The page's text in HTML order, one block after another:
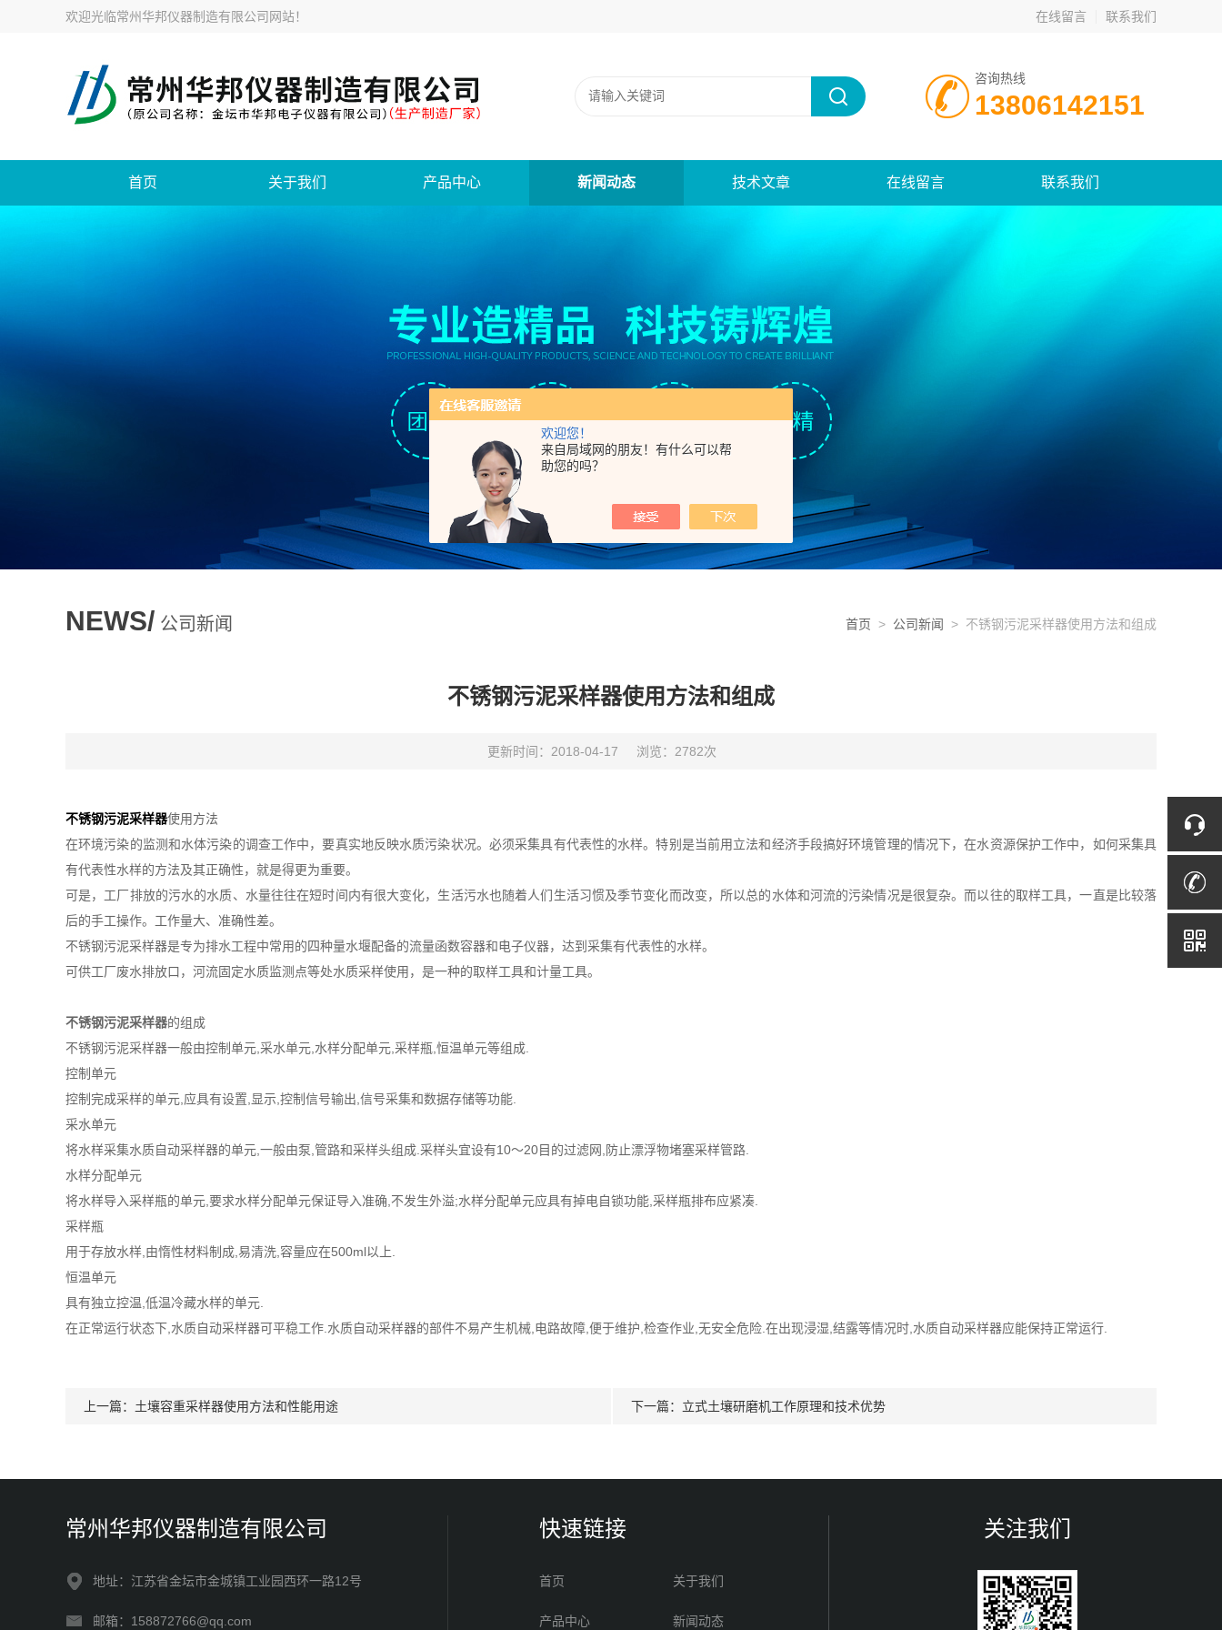
欢迎您！
来自局域网的朋友！有什么可以帮
助您的吗？
欢迎光临常州华邦仪器制造有限公司网站！ 在线留言 联系我们
咨询热线
13806142151
首页 关于我们 产品中心 新闻动态 技术文章 在线留言 联系我们
NEWS/ 公司新闻 首页 > 公司新闻 > 不锈钢污泥采样器使用方法和组成
不锈钢污泥采样器使用方法和组成
更新时间：2018-04-17 浏览：2782次
不锈钢污泥采样器使用方法
在环境污染的监测和水体污染的调查工作中，要真实地反映水质污染状况。必须采集具有代表性的水样。特别是当前用立法和经济手段搞好环境管理的情况下，在水资源保护工作中，如何采集具
有代表性水样的方法及其正确性，就是得更为重要。
可是，工厂排放的污水的水质、水量往往在短时间内有很大变化，生活污水也随着人们生活习惯及季节变化而改变，所以总的水体和河流的污染情况是很复杂。而以往的取样工具，一直是比较落
后的手工操作。工作量大、准确性差。
不锈钢污泥采样器是专为排水工程中常用的四种量水堰配备的流量函数容器和电子仪器，达到采集有代表性的水样。
可供工厂废水排放口，河流固定水质监测点等处水质采样使用，是一种的取样工具和计量工具。
不锈钢污泥采样器的组成
不锈钢污泥采样器一般由控制单元,采水单元,水样分配单元,采样瓶,恒温单元等组成.
控制单元
控制完成采样的单元,应具有设置,显示,控制信号输出,信号采集和数据存储等功能.
采水单元
将水样采集水质自动采样器的单元,一般由泵,管路和采样头组成.采样头宜设有10～20目的过滤网,防止漂浮物堵塞采样管路.
水样分配单元
将水样导入采样瓶的单元,要求水样分配单元保证导入准确,不发生外溢;水样分配单元应具有掉电自锁功能,采样瓶排布应紧凑.
采样瓶
用于存放水样,由惰性材料制成,易清洗,容量应在500ml以上.
恒温单元
具有独立控温,低温冷藏水样的单元.
在正常运行状态下,水质自动采样器可平稳工作.水质自动采样器的部件不易产生机械,电路故障,便于维护,检查作业,无安全危险.在出现浸湿,结露等情况时,水质自动采样器应能保持正常运行.
上一篇： 土壤容重采样器使用方法和性能用途 下一篇： 立式土壤研磨机工作原理和技术优势
常州华邦仪器制造有限公司
地址：江苏省金坛市金城镇工业园西环一路12号
邮箱：158872766@qq.com
快速链接
首页 关于我们
产品中心 新闻动态
关注我们